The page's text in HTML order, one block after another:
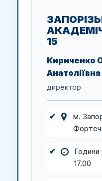
15
Кириченко
Анатоліївна
директор
м.
17.00